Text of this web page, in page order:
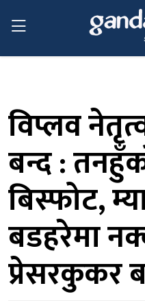
विप्लव
बन्द :
बिस्फोट,
बडहरेमा
प्रेसरकुकर